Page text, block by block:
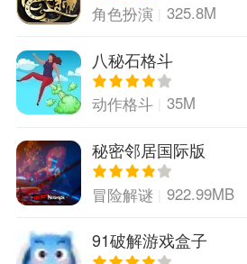
角色扮演 325.8M
八秘石格斗
动作格斗 35M
秘密邻居国际版
冒险解谜 922.99MB
91破解游戏盒子